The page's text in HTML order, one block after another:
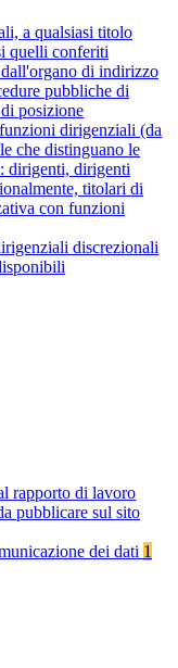
a qualsiasi titolo
quelli conferiti
di indirizzo
pubbliche di
posizione
dirigenziali (da
che distinguano le
dirigenti, dirigenti
titolari di
con funzioni
discrezionali
rapporto di lavoro
pubblicare sul sito
dei dati 1